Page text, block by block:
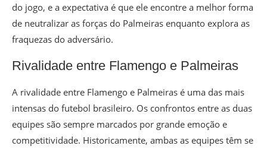
do jogo, e a expectativa é que ele encontre a melhor forma
de neutralizar as forças do Palmeiras enquanto explora as
fraquezas do adversário.
Rivalidade entre Flamengo e Palmeiras
A rivalidade entre Flamengo e Palmeiras é uma das mais
intensas do futebol brasileiro. Os confrontos entre as duas
equipes são sempre marcados por grande emoção e
competitividade. Historicamente, ambas as equipes têm se